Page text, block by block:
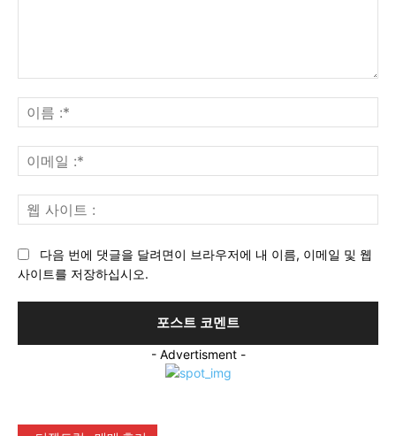
견
:
름
:*
메
일
사
다음 번에 댓글을 달려면이 브라우저에 내 이름, 이메일 및 웹
사이트를 저장하십시오.
- Advertisment -